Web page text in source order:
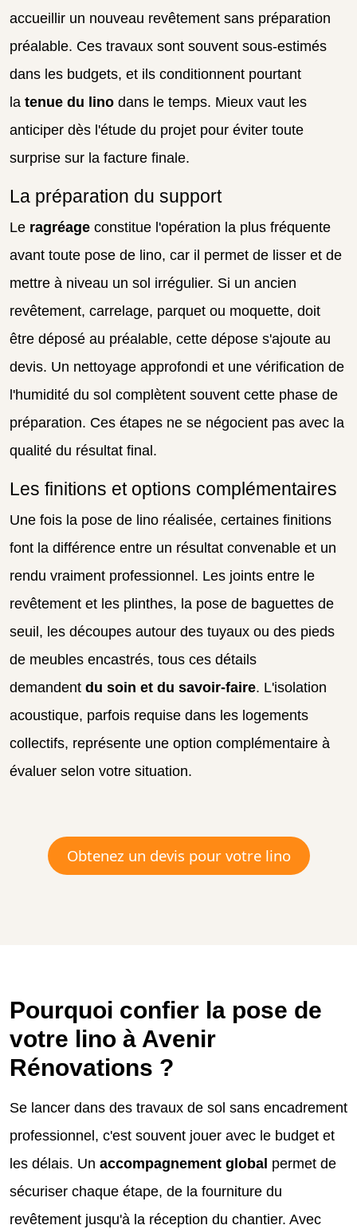
accueillir un nouveau revêtement sans préparation
préalable. Ces travaux sont souvent sous-estimés
dans les budgets, et ils conditionnent pourtant
la tenue du lino dans le temps. Mieux vaut les
anticiper dès l'étude du projet pour éviter toute
surprise sur la facture finale.
La préparation du support
Le ragréage constitue l'opération la plus fréquente
avant toute pose de lino, car il permet de lisser et de
mettre à niveau un sol irrégulier. Si un ancien
revêtement, carrelage, parquet ou moquette, doit
être déposé au préalable, cette dépose s'ajoute au
devis. Un nettoyage approfondi et une vérification de
l'humidité du sol complètent souvent cette phase de
préparation. Ces étapes ne se négocient pas avec la
qualité du résultat final.
Les finitions et options complémentaires
Une fois la pose de lino réalisée, certaines finitions
font la différence entre un résultat convenable et un
rendu vraiment professionnel. Les joints entre le
revêtement et les plinthes, la pose de baguettes de
seuil, les découpes autour des tuyaux ou des pieds
de meubles encastrés, tous ces détails
demandent du soin et du savoir-faire. L'isolation
acoustique, parfois requise dans les logements
collectifs, représente une option complémentaire à
évaluer selon votre situation.
Obtenez un devis pour votre lino
Pourquoi confier la pose de
votre lino à Avenir
Rénovations ?
Se lancer dans des travaux de sol sans encadrement
professionnel, c'est souvent jouer avec le budget et
les délais. Un accompagnement global permet de
sécuriser chaque étape, de la fourniture du
revêtement jusqu'à la réception du chantier. Avec